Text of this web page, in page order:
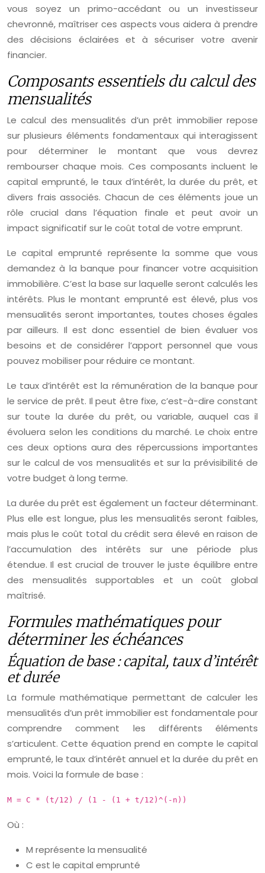
vous soyez un primo-accédant ou un investisseur
chevronné, maîtriser ces aspects vous aidera à prendre
des décisions éclairées et à sécuriser votre avenir
financier.
Composants essentiels du calcul des
mensualités
Le calcul des mensualités d’un prêt immobilier repose
sur plusieurs éléments fondamentaux qui interagissent
pour déterminer le montant que vous devrez
rembourser chaque mois. Ces composants incluent le
capital emprunté, le taux d’intérêt, la durée du prêt, et
divers frais associés. Chacun de ces éléments joue un
rôle crucial dans l’équation finale et peut avoir un
impact significatif sur le coût total de votre emprunt.
Le capital emprunté représente la somme que vous
demandez à la banque pour financer votre acquisition
immobilière. C’est la base sur laquelle seront calculés les
intérêts. Plus le montant emprunté est élevé, plus vos
mensualités seront importantes, toutes choses égales
par ailleurs. Il est donc essentiel de bien évaluer vos
besoins et de considérer l’apport personnel que vous
pouvez mobiliser pour réduire ce montant.
Le taux d’intérêt est la rémunération de la banque pour
le service de prêt. Il peut être fixe, c’est-à-dire constant
sur toute la durée du prêt, ou variable, auquel cas il
évoluera selon les conditions du marché. Le choix entre
ces deux options aura des répercussions importantes
sur le calcul de vos mensualités et sur la prévisibilité de
votre budget à long terme.
La durée du prêt est également un facteur déterminant.
Plus elle est longue, plus les mensualités seront faibles,
mais plus le coût total du crédit sera élevé en raison de
l’accumulation des intérêts sur une période plus
étendue. Il est crucial de trouver le juste équilibre entre
des mensualités supportables et un coût global
maîtrisé.
Formules mathématiques pour
déterminer les échéances
Équation de base : capital, taux d’intérêt
et durée
La formule mathématique permettant de calculer les
mensualités d’un prêt immobilier est fondamentale pour
comprendre comment les différents éléments
s’articulent. Cette équation prend en compte le capital
emprunté, le taux d’intérêt annuel et la durée du prêt en
mois. Voici la formule de base :
M = C * (t/12) / (1 - (1 + t/12)^(-n))
Où :
M représente la mensualité
C est le capital emprunté